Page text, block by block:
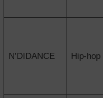
N’DIDANCE Hip-hop